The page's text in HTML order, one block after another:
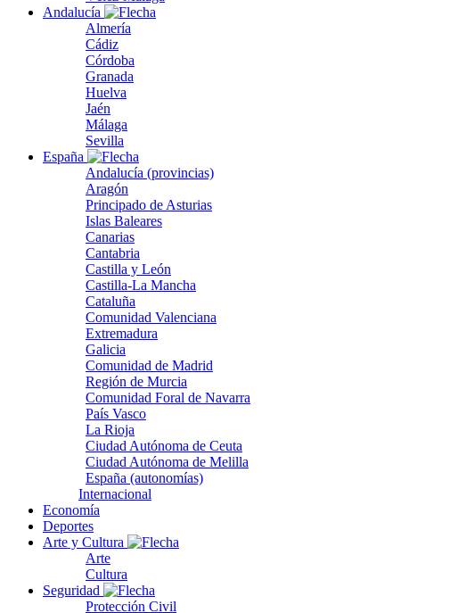
Andalucía
Almería
Cádiz
Córdoba
Granada
Huelva
Jaén
Málaga
Sevilla
España
Andalucía (provincias)
Aragón
Principado de Asturias
Islas Baleares
Canarias
Cantabria
Castilla y León
Castilla-La Mancha
Cataluña
Comunidad Valenciana
Extremadura
Galicia
Comunidad de Madrid
Región de Murcia
Comunidad Foral de Navarra
País Vasco
La Rioja
Ciudad Autónoma de Ceuta
Ciudad Autónoma de Melilla
España (autonomías)
Internacional
Economía
Deportes
Arte y Cultura
Arte
Cultura
Seguridad
Protección Civil